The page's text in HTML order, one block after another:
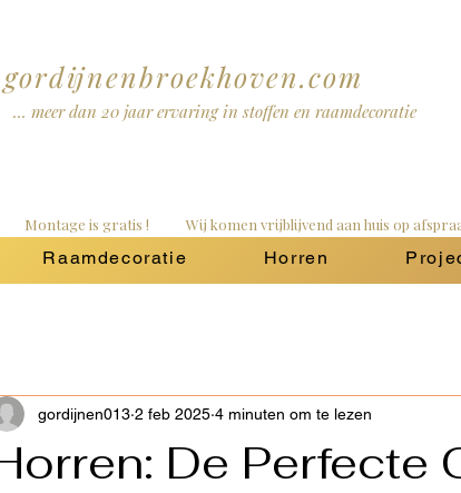
gordijnenbroekhoven.com
... meer dan 20 jaar ervaring in stoffen en raamdecoratie
Montage is gratis !
Raamdecoratie Horren
De Perfecte
gordijnen013 2 feb 2025 4 minuten om te lezen